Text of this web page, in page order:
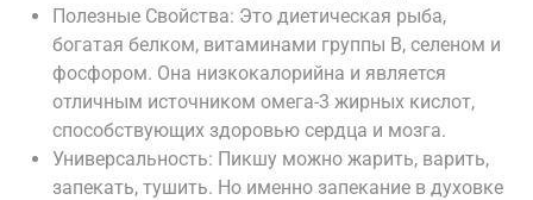
Полезные Свойства: Это диетическая рыба,
богатая белком, витаминами группы B, селеном и
фосфором. Она низкокалорийна и является
отличным источником омега-3 жирных кислот,
способствующих здоровью сердца и мозга.
Универсальность: Пикшу можно жарить, варить,
запекать, тушить. Но именно запекание в духовке